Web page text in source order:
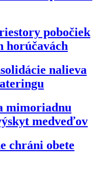
pobočiek
horúčavách
nalieva
mimoriadnu
medveďov
chráni obete